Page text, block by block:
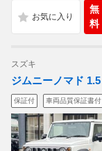
無
料
スズキ
ジムニーノマド
保証付 車両品質保証書付